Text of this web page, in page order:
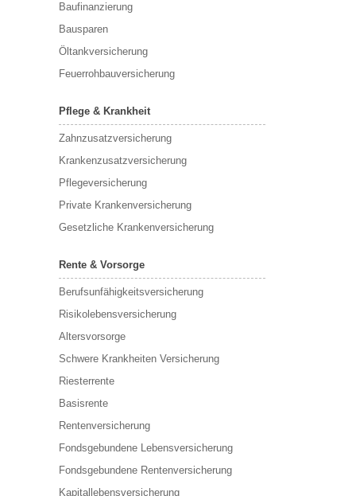
Baufinanzierung
Bausparen
Öltankversicherung
Feuerrohbauversicherung
Pflege & Krankheit
Zahnzusatzversicherung
Krankenzusatzversicherung
Pflegeversicherung
Private Krankenversicherung
Gesetzliche Krankenversicherung
Rente & Vorsorge
Berufs­unfähigkeitsversicherung
Risikolebensversicherung
Altersvorsorge
Schwere Krankheiten Versicherung
Riesterrente
Basisrente
Rentenversicherung
Fondsgebundene Lebensversicherung
Fondsgebundene Rentenversicherung
Kapitallebensversicherung